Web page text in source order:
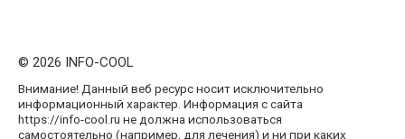
© 2026 INFO-COOL
Внимание! Данный веб ресурс носит исключительно
информационный характер. Информация с сайта
https://info-cool.ru не должна использоваться
самостоятельно (например, для лечения) и ни при каких